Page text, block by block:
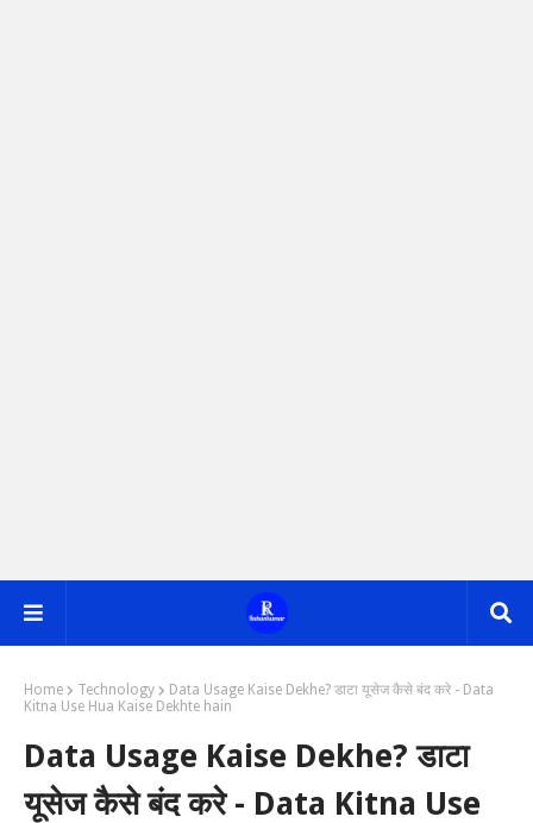
Home Technology
Data Usage Kaise Dekhe? डाटा यूसेज कैसे बंद करे - Data
Kitna Use Hua Kaise Dekhte hain
Data Usage Kaise Dekhe? डाटा
यूसेज कैसे बंद करे - Data Kitna Use